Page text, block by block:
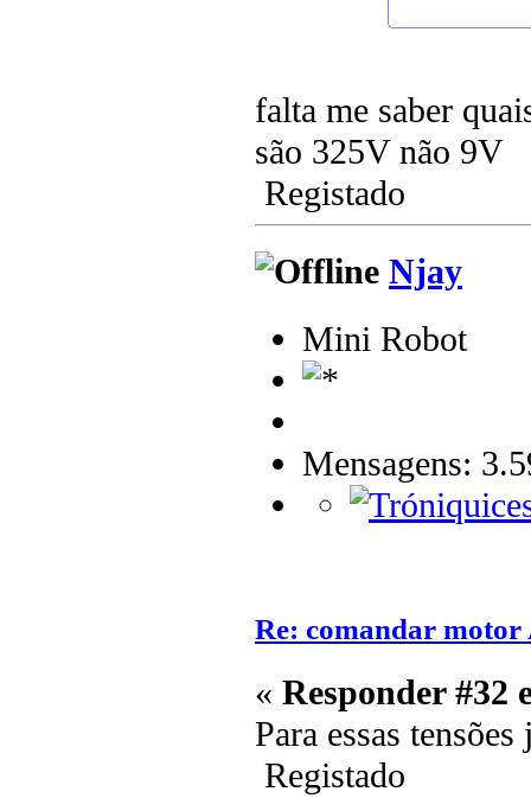
falta me saber
são 325V não 9V
Registado
Njay
Mini Robot
Mensagens:
Re: comandar motor
« Responder #32
Para essas
Registado